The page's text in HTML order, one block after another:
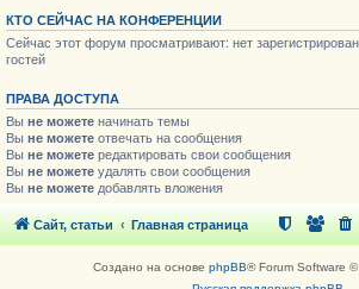
КТО СЕЙЧАС НА КОНФЕРЕНЦИИ
Сейчас этот форум просматривают: нет
гостей
ПРАВА ДОСТУПА
Вы не можете начинать темы
Вы не можете отвечать на сообщения
Вы не можете редактировать свои сообщения
Вы не можете удалять свои сообщения
Вы не можете добавлять вложения
Сайт, статьи Главная страница
Создано на основе phpBB® Forum Software